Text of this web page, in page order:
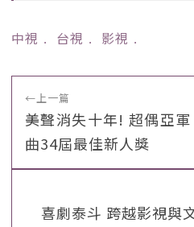
中視 ﹒ 台視 ﹒ 影視 ﹒
←上一篇
美聲消失十年! 超偶亞
曲34屆最佳新人獎
喜劇泰斗 跨越影視與